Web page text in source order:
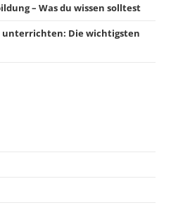
– Was du wissen solltest
unterrichten: Die wichtigsten